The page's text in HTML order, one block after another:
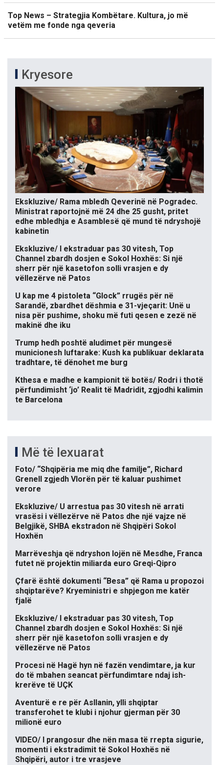
Top News – Strategjia Kombëtare. Kultura, jo më
vetëm me fonde nga qeveria
Kryesore
Ekskluzive/ Rama mbledh Qeverinë në Pogradec.
Ministrat raportojnë më 24 dhe 25 gusht, pritet
edhe mbledhja e Asamblesë që mund të ndryshojë
kabinetin
Ekskluzive/ I ekstraduar pas 30 vitesh, Top
Channel zbardh dosjen e Sokol Hoxhës: Si një
sherr për një kasetofon solli vrasjen e dy
vëllezërve në Patos
U kap me 4 pistoleta “Glock” rrugës për në
Sarandë, zbardhet dëshmia e 31-vjeçarit: Unë u
nisa për pushime, shoku më futi qesen e zezë në
makinë dhe iku
Trump hedh poshtë aludimet për mungesë
municionesh luftarake: Kush ka publikuar deklarata
tradhtare, të dënohet me burg
Kthesa e madhe e kampionit të botës/ Rodri i thotë
përfundimisht ‘jo’ Realit të Madridit, zgjodhi kalimin
te Barcelona
Më të lexuarat
Foto/ “Shqipëria me miq dhe familje”, Richard
Grenell zgjedh Vlorën për të kaluar pushimet
verore
Ekskluzive/ U arrestua pas 30 vitesh në arrati
vrasësi i vëllezërve në Patos dhe një vajze në
Belgjikë, SHBA ekstradon në Shqipëri Sokol
Hoxhën
Marrëveshja që ndryshon lojën në Mesdhe, Franca
futet në projektin miliarda euro Greqi-Qipro
Çfarë është dokumenti “Besa” që Rama u propozoi
shqiptarëve? Kryeministri e shpjegon me katër
fjalë
Ekskluzive/ I ekstraduar pas 30 vitesh, Top
Channel zbardh dosjen e Sokol Hoxhës: Si një
sherr për një kasetofon solli vrasjen e dy
vëllezërve në Patos
Procesi në Hagë hyn në fazën vendimtare, ja kur
do të mbahen seancat përfundimtare ndaj ish-
krerëve të UÇK
Aventurë e re për Asllanin, ylli shqiptar
transferohet te klubi i njohur gjerman për 30
milionë euro
VIDEO/ I prangosur dhe nën masa të rrepta sigurie,
momenti i ekstradimit të Sokol Hoxhës në
Shqipëri, autor i tre vrasjeve